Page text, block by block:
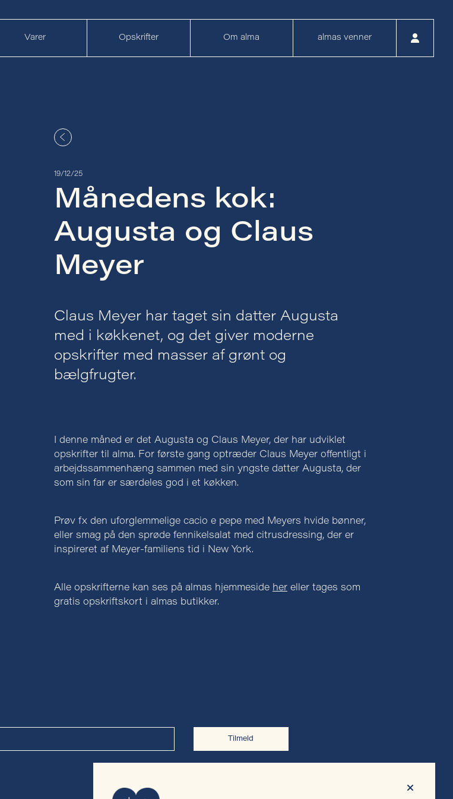
Varer Opskrifter Om alma almas venner
19/12/25
Månedens kok:
Augusta og Claus
Meyer
Claus Meyer har taget sin datter Augusta
med i køkkenet, og det giver moderne
opskrifter med masser af grønt og
bælgfrugter.
I denne måned er det Augusta og Claus Meyer, der har udviklet
opskrifter til alma. For første gang optræder Claus Meyer offentligt i
arbejdssammenhæng sammen med sin yngste datter Augusta, der
som sin far er særdeles god i et køkken.
Prøv fx den uforglemmelige cacio e pepe med Meyers hvide bønner,
eller smag på den sprøde fennikelsalat med citrusdressing, der er
inspireret af Meyer-familiens tid i New York.
Alle opskrifterne kan ses på almas hjemmeside hereller tages som
gratis opskriftskort i almas butikker.
Tilmeld